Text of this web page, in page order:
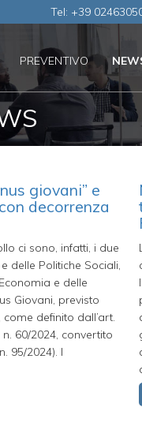
Tel: +39
PREVENTIVO
giovani” e
decorrenza
ci sono, infatti, i due
delle Politiche Sociali,
e delle
Giovani, previsto
definito dall’art.
60/2024, convertito
95/2024). I